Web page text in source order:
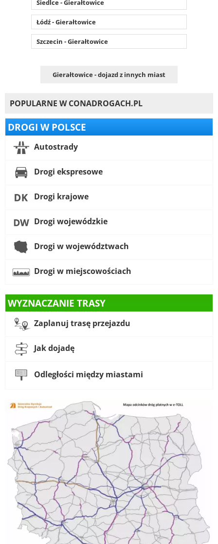
Siedlce - Gierałtowice
Łódź - Gierałtowice
Szczecin - Gierałtowice
Gierałtowice - dojazd z innych miast
POPULARNE W CONADROGACH.PL
DROGI W POLSCE
Autostrady
Drogi ekspresowe
Drogi krajowe
Drogi wojewódzkie
Drogi w województwach
Drogi w miejscowościach
WYZNACZANIE TRASY
Zaplanuj trasę przejazdu
Jak dojadę
Odległości między miastami